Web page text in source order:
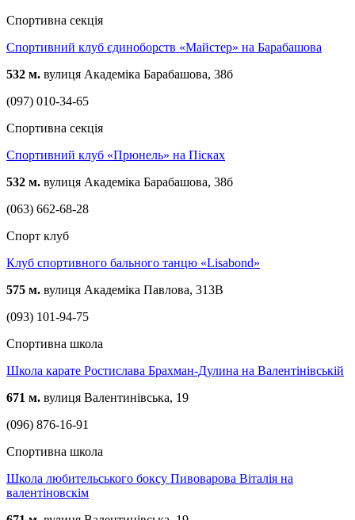
Спортивна секція
Спортивний клуб єдиноборств «Майстер» на Барабашова
532 м. вулиця Академіка Барабашова, 38б
(097) 010-34-65
Спортивна секція
Спортивний клуб «Прюнель» на Пісках
532 м. вулиця Академіка Барабашова, 38б
(063) 662-68-28
Спорт клуб
Клуб спортивного бального танцю «Lisabond»
575 м. вулиця Академіка Павлова, 313В
(093) 101-94-75
Спортивна школа
Школа карате Ростислава Брахман-Дулина на Валентінівській
671 м. вулиця Валентинівська, 19
(096) 876-16-91
Спортивна школа
Школа любительського боксу Пивоварова Віталія на
валентіновскім